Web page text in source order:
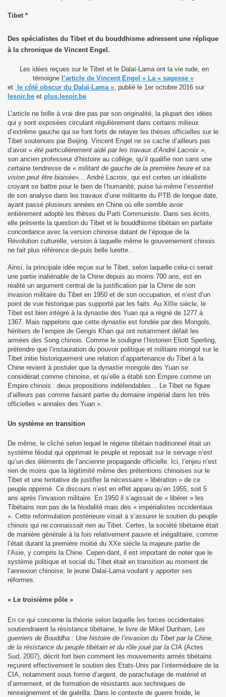
Tibet *
Des spécialistes du Tibet et du bouddhisme adressent une réplique
à la chronique de Vincent Engel.
L es idées reçues sur le Tibet et le Dalaï-Lama ont la vie rude, en
témoigne l’article de Vincent Engel « La « sagesse »
et le côté obscur du Dalaï-Lama » , publié le 1er octobre 2016 sur
lesoir.be et plus.lesoir.be
L’article ne brille à vrai dire pas par son originalité, la plupart des idées
qui y sont exposées circulant régulièrement dans certains milieux
d’extrême gauche qui se font forts de relayer les thèses officielles sur le
Tibet soutenues par Beijing. Vincent Engel ne se cache d’ailleurs pas
d’avoir « été particulièrement aidé par les travaux d’André Lacroix »,
son ancien professeur d’histoire au collège, qu’il qualifie non sans une
certaine tendresse de « militant de gauche de la première heure et sa
vision peut être biaisée»… André Lacroix, qui est certes un idéaliste
croyant se battre pour le bien de l’humanité, puise lui-même l’essentiel
de son analyse dans les travaux d’une militante du PTB de longue date,
ayant passé plusieurs années en Chine où elle semble avoir
entièrement adopté les thèses du Parti Communiste. Dans ses écrits,
elle présente la question du Tibet et le bouddhisme tibétain en parfaite
concordance avec la version chinoise datant de l’époque de la
Révolution culturelle, version à laquelle même le gouvernement chinois
ne fait plus référence de-puis belle lurette…
Ainsi, la principale idée reçue sur le Tibet, selon laquelle celui-ci serait
une partie inaliénable de la Chine depuis au moins 700 ans, est en
réalité un argument central de la justification par la Chine de son
invasion militaire du Tibet en 1950 et de son occupation, et n’est d’un
point de vue historique pas supporté par les faits. Au XIIIe siècle, le
Tibet est bien intégré à la dynastie des Yuan qui a régné de 1277 à
1367. Mais rappelons que cette dynastie est fondée par des Mongols,
héritiers de l’empire de Gengis Khan qui ont notamment défait les
armées des Song chinois. Comme le souligne l’historien Eliott Sperling,
prétendre que l’instauration du pouvoir politique et militaire mongol sur le
Tibet initie historiquement une relation d’appartenance du Tibet à la
Chine revient à postuler que la dynastie mongole des Yuan se
considérait comme chinoise, et qu’elle a établi son Empire comme un
Empire chinois : deux propositions indéfendables… Le Tibet ne figure
d’ailleurs pas comme faisant partie du domaine impérial dans les très
officielles « annales des Yuan ».
Un système en transition
De même, le cliché selon lequel le régime tibétain traditionnel était un
système féodal qui opprimait le peuple et reposait sur le servage n’est
qu’un des éléments de l’ancienne propagande officielle. Ici, l’enjeu n’est
rien de moins que la légitimité même des prétentions chinoises sur le
Tibet et une tentative de justifier la nécessaire « libération » de ce
peuple opprimé. Ce discours n’est en effet apparu qu’en 1955, soit 5
ans après l’invasion militaire. En 1950 il s’agissait de « libérer » les
Tibétains non pas de la féodalité mais des « impérialistes occidentaux
». Cette reformulation postérieure visait à s’assurer le soutien du peuple
chinois qui ne connaissait rien au Tibet. Certes, la société tibétaine était
de manière générale à la fois relativement pauvre et inégalitaire, comme
l’était durant la première moitié du XXe siècle la majeure partie de
l’Asie, y compris la Chine. Cepen-dant, il est important de noter que le
système politique et social du Tibet était en transition au moment de
l’annexion chinoise, le jeune Dalaï-Lama voulant y apporter ses
réformes.
« Le troisième pôle »
En ce qui concerne la théorie selon laquelle les forces occidentales
soutiendraient la résistance tibétaine, le livre de Mikel Dunham, Les
guerriers de Bouddha : Une histoire de l’invasion du Tibet par la Chine,
de la résistance du peuple tibétain et du rôle joué par la CIA (Actes
Sud, 2007), décrit fort bien comment les mouvements armés tibétains
reçurent effectivement le soutien des Etats-Unis par l’intermédiaire de la
CIA, notamment sous forme d’argent, de parachutage de matériel et
d’armement, et de formation de résistants aux techniques de
renseignement et de guérilla. Dans le contexte de guerre froide, le